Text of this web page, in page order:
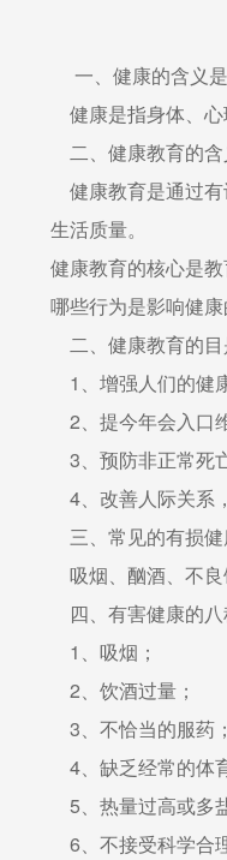
一、健康的含义
健康是指身体、心
二、健康教育的含
健康教育是通过有
生活质量。
健康教育的核心是
哪些行为是影响健
二、健康教育的目
1、增强人们的健
2、提今年会入口
3、预防非正常死
4、改善人际关系
三、常见的有损健
吸烟、酗酒、不良
四、有害健康的八
1、吸烟；
2、饮酒过量；
3、不恰当的服药；
4、缺乏经常的体
5、热量过高或多
6、不接受科学合